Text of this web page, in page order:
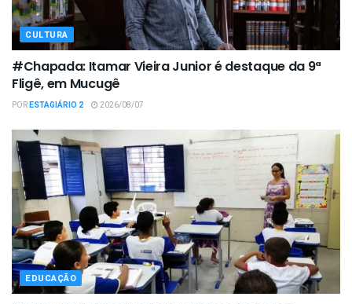
CULTURA
#Chapada: Itamar Vieira Junior é destaque da 9ª
Fligê, em Mucugê
PORESTAGIÁRIO 2 2026/08/07
EDUCAÇÃO